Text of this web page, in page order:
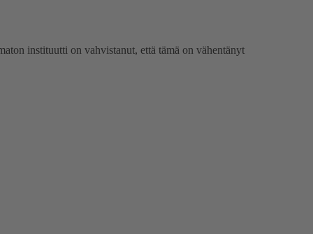
instituutti on vahvistanut, että tämä on vähentänyt